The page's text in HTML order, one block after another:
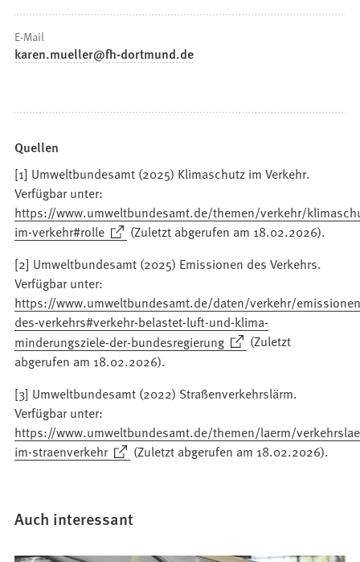
E-Mail
karen.mueller fh-dortmund de
Quellen
[1] Umweltbundesamt (2025) Klimaschutz im Verkehr.
Verfügbar unter:
https://www.umweltbundesamt.de/themen/verkehr/
im-verkehr#rolle
(Öffnet
einem
neuen
Tab)
(Zuletzt abgerufen am 18.02.2026).
[2] Umweltbundesamt (2025) Emissionen des Verkehrs.
Verfügbar unter:
https://www.umweltbundesamt.de/daten/verkehr/
des-verkehrs#verkehr-belastet-luft-und-klima-
minderungsziele-der-bundesregierung
(Öffnet
in
neuen
Tab)
(Zuletzt
abgerufen am 18.02.2026).
[3] Umweltbundesamt (2022) Straßenverkehrslärm.
Verfügbar unter:
https://www.umweltbundesamt.de/themen/laerm/
im-straenverkehr
(Öffnet
neuen
Tab)
(Zuletzt abgerufen am 18.02.2026).
Auch interessant